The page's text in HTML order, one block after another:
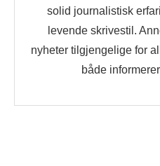
solid journalistisk
levende skrivestil.
nyheter tilgjengelige for
både